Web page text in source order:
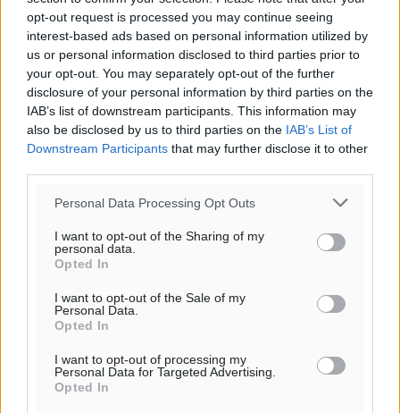
opt-out request is processed you may continue seeing
interest-based ads based on personal information utilized by
us or personal information disclosed to third parties prior to
your opt-out. You may separately opt-out of the further
disclosure of your personal information by third parties on the
IAB’s list of downstream participants. This information may
also be disclosed by us to third parties on the IAB’s List of
Downstream Participants that may further disclose it to other
Personal Data Processing Opt Outs
I want to opt-out of the Sharing of my
personal data.
Opted In
I want to opt-out of the Sale of my
Personal Data.
Opted In
I want to opt-out of processing my
Personal Data for Targeted Advertising.
Opted In
Ροή ειδήσεων
Γ’ Εθνική Κατηγορία: Οι ημερομηνίες των
αγωνιστικών της κανονικής περιόδου